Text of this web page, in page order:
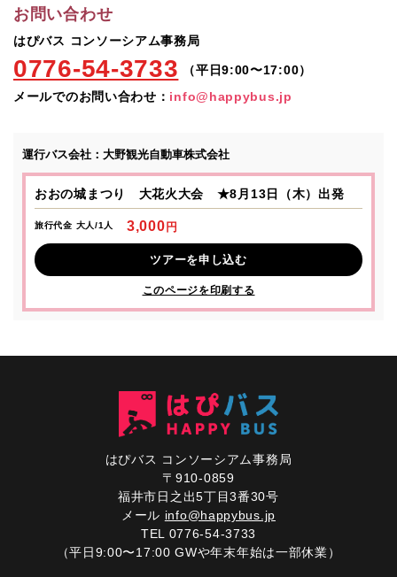
お問い合わせ
はぴバス コンソーシアム事務局
0776-54-3733
（平日9:00〜17:00）
メールでのお問い合わせ： info@happybus.jp
運行バス会社： 大野観光自動車株式会社
おおの城まつり 大花火大会 ★8月13日（木）出発
旅行代金 大人/1人 3,000円
ツアーを申し込む
このページを印刷する
はぴバス コンソーシアム事務局
〒910-0859
福井市日之出5丁目3番30号
メール info@happybus.jp
TEL 0776-54-3733
（平日9:00〜17:00 GWや年末年始は一部休業）